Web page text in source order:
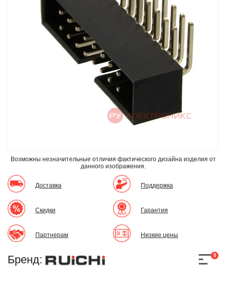
Возможны незначительные отличия фактического дизайна изделия от
данного изображения.
Доставка
Скидки
Партнерам
Поддержка
Гарантия
Низкие цены
Бренд: 0